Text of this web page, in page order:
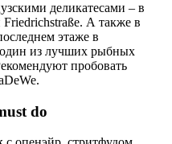
деликатесами – в
А также в
этаже в
один из лучших рыбных
пробовать
do